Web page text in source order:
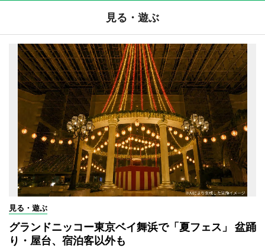
見る・遊ぶ
見る・遊ぶ
グランドニッコー東京ベイ舞浜で「夏フェス」 盆踊
り・屋台、宿泊客以外も